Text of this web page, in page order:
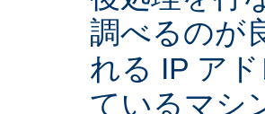
調べるのが
れる IP ア
ているマシ